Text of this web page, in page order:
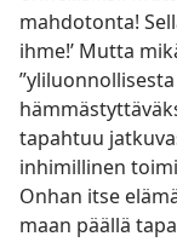
mahdotonta!
ihme!’ Mutta
tapahtuu
inhimillinen
Onhan itse
maan päällä